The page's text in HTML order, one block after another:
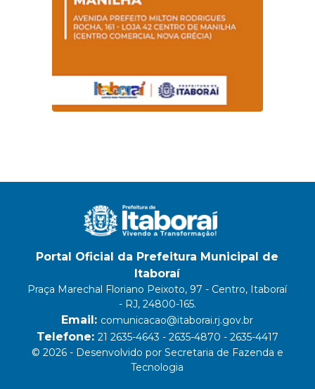
Portal Oficial da Prefeitura Municipal de
Itaboraí
Praça Marechal Floriano Peixoto, 97 - Centro, Itaboraí
- RJ, 24800-165.
Email: comunicacao@itaborai.rj.gov.br
Telefone: 21 2635-4643 - 2635-4870 - 2635-4417
© 2026 - Desenvolvido por Secretaria de Fazenda e
Tecnologia